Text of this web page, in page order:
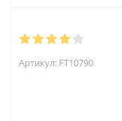
Артикул: FT10790